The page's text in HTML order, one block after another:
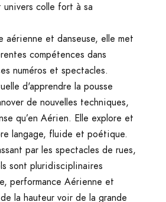
colle fort à sa
aérienne et danseuse, elle met
compétences dans
numéros et spectacles.
d'apprendre la pousse
de nouvelles techniques,
qu’en Aérien. Elle explore et
langage, fluide et poétique.
par les spectacles de rues,
sont pluridisciplinaires
performance Aérienne et
la hauteur voir de la grande